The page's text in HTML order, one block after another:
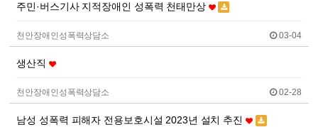
주민·버스기사 지적장애인 성폭력 천태만상
천안장애인성폭력상담소 03-04
생산직
천안장애인성폭력상담소 02-28
남성 성폭력 피해자 전용보호시설 2023년 설치 추진